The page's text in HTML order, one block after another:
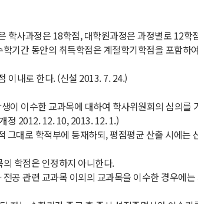
사과정은 18학점, 대학원과정은 과정별로 12학
기간 동안의 취득학점은 계절학기학점을 포함
이내로 한다. (신설 2013. 7. 24.)
이 이수한 교과목에 대하여 학사위원회의 심의
정 2012. 12. 10, 2013. 12. 1.)
대로 학적부에 등재하되, 평점평균 산출 시에
학점은 인정하지 아니한다.
공 관련 교과목 이외의 교과목을 이수한 경우에